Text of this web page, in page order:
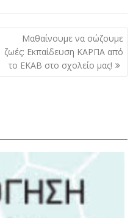
Μαθαίνουμε να σώζουμε
ζωές: Εκπαίδευση ΚΑΡΠΑ από
το ΕΚΑΒ στο σχολείο μας!